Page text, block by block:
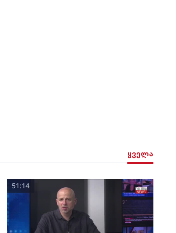
ყველა
51:14